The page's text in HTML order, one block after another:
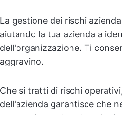
La gestione dei rischi
aiutando la tua azienda a
dell'organizzazione. Ti
aggravino.
Che si tratti di rischi
dell'azienda garantisce che